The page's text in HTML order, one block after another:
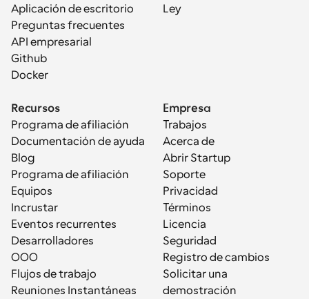
Aplicación de escritorio
Preguntas frecuentes
API empresarial
Github
Docker
Ley
Recursos
Programa de afiliación
Documentación de ayuda
Blog
Programa de afiliación
Equipos
Incrustar
Eventos recurrentes
Desarrolladores
OOO
Flujos de trabajo
Reuniones Instantáneas
Empresa
Trabajos
Acerca de
Abrir Startup
Soporte
Privacidad
Términos
Licencia
Seguridad
Registro de cambios
Solicitar una
demostración